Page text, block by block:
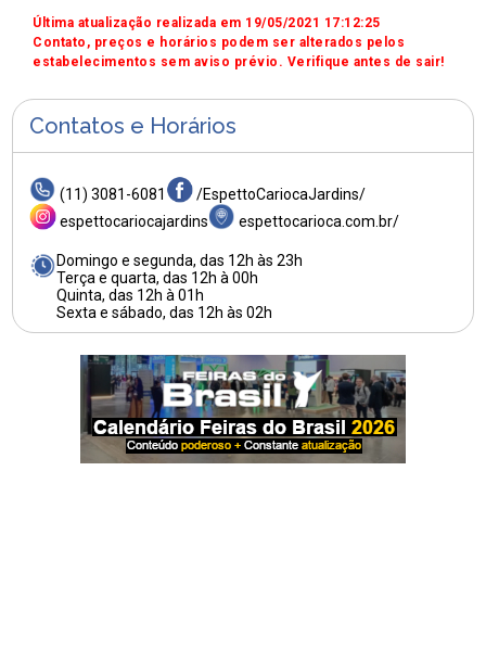
Última atualização realizada em 19/05/2021 17:12:25
Contato, preços e horários podem ser alterados pelos
estabelecimentos sem aviso prévio. Verifique antes de sair!
Contatos e Horários
(11) 3081-6081
/EspettoCariocaJardins/
espettocariocajardins
espettocarioca.com.br/
Domingo e segunda, das 12h às 23h
Terça e quarta, das 12h à 00h
Quinta, das 12h à 01h
Sexta e sábado, das 12h às 02h